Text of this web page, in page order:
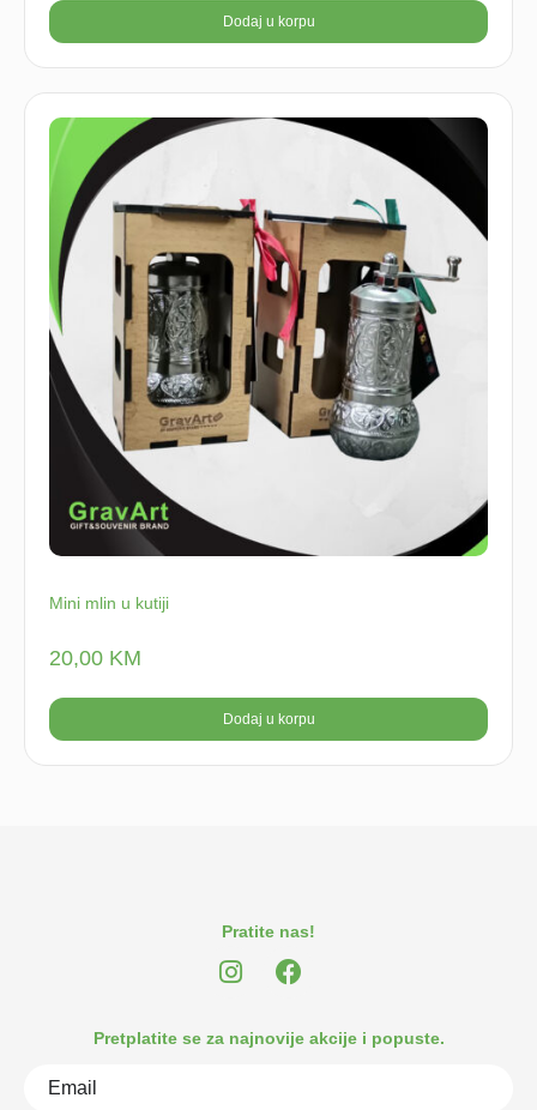
Dodaj u korpu
Mini mlin u kutiji
20,00 KM
Dodaj u korpu
Pratite nas!
Pretplatite se za najnovije akcije i popuste.